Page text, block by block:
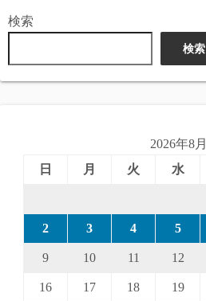
検索
検索
2026年8月
日
月 火 水
2 3 4 5
9 10 11 12
16 17 18 19